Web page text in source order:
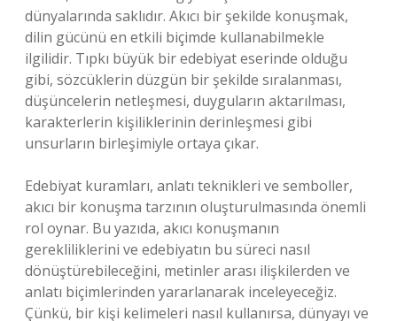
dünyalarında saklıdır. Akıcı bir şekilde konuşmak,
dilin gücünü en etkili biçimde kullanabilmekle
ilgilidir. Tıpkı büyük bir edebiyat eserinde olduğu
gibi, sözcüklerin düzgün bir şekilde sıralanması,
düşüncelerin netleşmesi, duyguların aktarılması,
karakterlerin kişiliklerinin derinleşmesi gibi
unsurların birleşimiyle ortaya çıkar.
Edebiyat kuramları, anlatı teknikleri ve semboller,
akıcı bir konuşma tarzının oluşturulmasında önemli
rol oynar. Bu yazıda, akıcı konuşmanın
gerekliliklerini ve edebiyatın bu süreci nasıl
dönüştürebileceğini, metinler arası ilişkilerden ve
anlatı biçimlerinden yararlanarak inceleyeceğiz.
Çünkü, bir kişi kelimeleri nasıl kullanırsa, dünyayı ve